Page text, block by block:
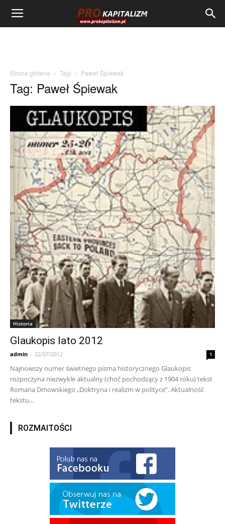
Strona główna Tagi Paweł Śpiewak
Tag: Paweł Śpiewak
Historia
Glaukopis lato 2012
admin - 22/07/2012 1
Najnowszy numer świetnego pisma historycznego Glaukopis
rozpoczyna niezwykle aktualny (choć pochodzący z 1904 roku) tekst
Romana Dmowskiego „Doktryna i realizm w polityce”. Aktualność
tekstu...
ROZMAITOŚCI